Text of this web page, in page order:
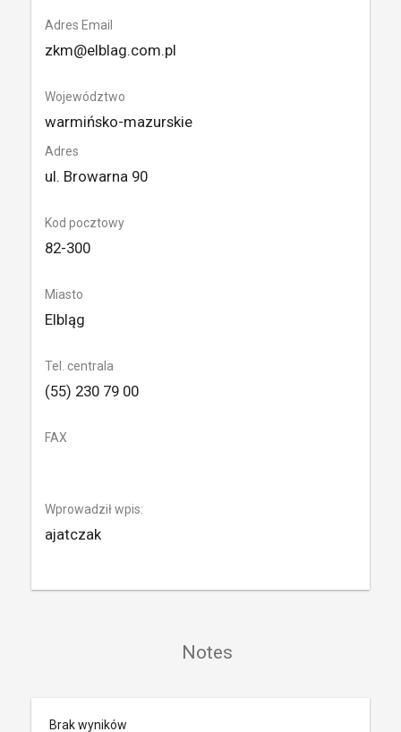
Adres Email
zkm@elblag.com.pl
Województwo
warmińsko-mazurskie
Adres
ul. Browarna 90
Kod pocztowy
82-300
Miasto
Elbląg
Tel. centrala
(55) 230 79 00
FAX
Wprowadził wpis:
ajatczak
Notes
Brak wyników